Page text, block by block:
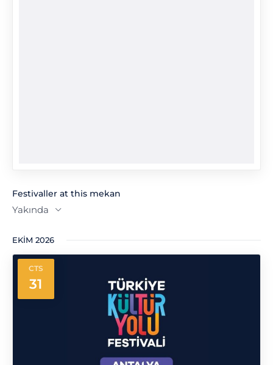
Festivaller at this mekan
Yakında
seç.
EKIM 2026
CTS
31